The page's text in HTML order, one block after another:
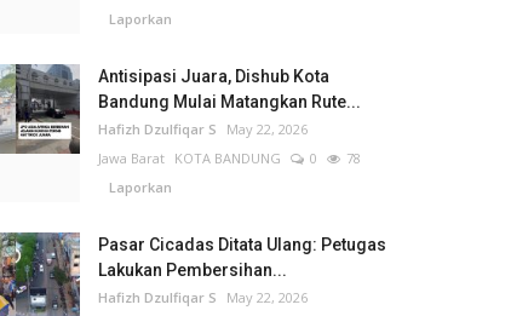
Laporkan
Antisipasi Juara, Dishub Kota
Bandung Mulai Matangkan Rute...
Hafizh Dzulfiqar S
May 22, 2026
Jawa Barat KOTA BANDUNG 0
78
Laporkan
Pasar Cicadas Ditata Ulang: Petugas
Lakukan Pembersihan...
Hafizh Dzulfiqar S
May 22, 2026